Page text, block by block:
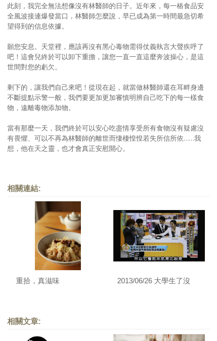
此刻，我完全無法想像沒有林醫師的日子。近年來，每一樁食品安
全風波接連爆發當口，林醫師怎麼說，早已成為第一時間最急切希
望得到的信息依據。
願您安息。天堂裡，應該再沒有黑心毒物需得仗義執言大聲疾呼了
吧！這會兒終於可以卸下重擔，讓您一直一直這麼奔波操心，是這
世間對您的虧欠。
剩下的，讓我們自己來吧！從現在起，就當做林醫師還在耳畔身邊
不斷提點示警一般，我們要更加更加審慎明辨自己吃下的每一樣食
物，遠離毒物添加物。
當有那麼一天，我們終於可以安心吃盡情享受所有食物沒有疑慮沒
有畏懼、可以不再為林醫師的離世而悽棲惶惶若失所信所依……我
想，他在天之靈，也才會真正安慰開心。
相關連結:
重拾，真滋味 2013/06/26 大學生了沒
相關文章: